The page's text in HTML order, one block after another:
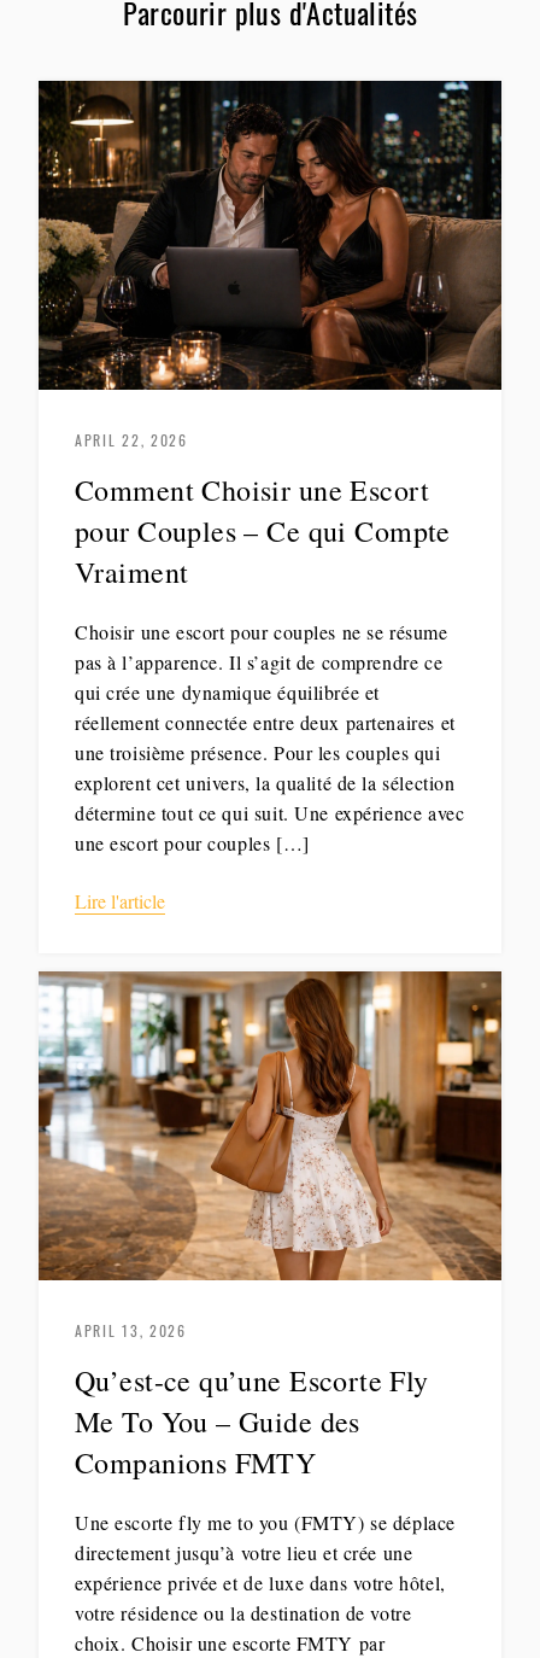
Parcourir plus d'Actualités
APRIL 22, 2026
Comment Choisir une Escort
pour Couples – Ce qui Compte
Vraiment
Choisir une escort pour couples ne se résume
pas à l’apparence. Il s’agit de comprendre ce
qui crée une dynamique équilibrée et
réellement connectée entre deux partenaires et
une troisième présence. Pour les couples qui
explorent cet univers, la qualité de la sélection
détermine tout ce qui suit. Une expérience avec
une escort pour couples […]
Lire l'article
APRIL 13, 2026
Qu’est-ce qu’une Escorte Fly
Me To You – Guide des
Companions FMTY
Une escorte fly me to you (FMTY) se déplace
directement jusqu’à votre lieu et crée une
expérience privée et de luxe dans votre hôtel,
votre résidence ou la destination de votre
choix. Choisir une escorte FMTY par